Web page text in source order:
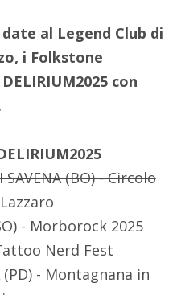
al Legend Club di
i Folkstone
con
SAVENA (BO) - Circolo
- Morborock 2025
Nerd Fest
(PD) - Montagnana in